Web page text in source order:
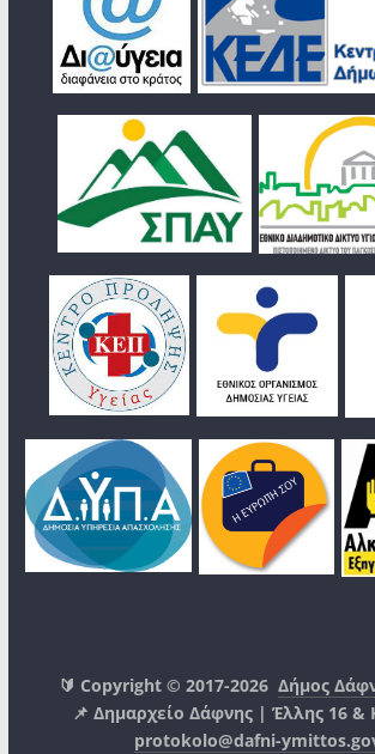
🔰 Copyright © 2017-2026Δήμος
📌 Δημαρχείο Δάφνης | Έλλης 16 &
protokolo@dafni-